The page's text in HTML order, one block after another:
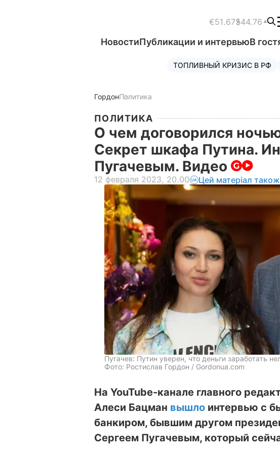
€51.67$44.76
НовостиПубликации и интервьюВ
ТОПЛИВНЫЙ КРИЗИС В РФ
ГордонПолитика
ПОЛИТИКА
О чем договорился
Секрет шкафа Путина.
Пугачевым. Видео
12 февраля 2023, 20.00 Цей матеріал
Пугачев: Путин уверен, что деньги заработать
Фото: Ростислав Гордон / Gordonua.com
На YouTube-канале главного
Алеси Бацман вышло интервью с
банкиром, бывшим другом
Сергеем Пугачевым, который